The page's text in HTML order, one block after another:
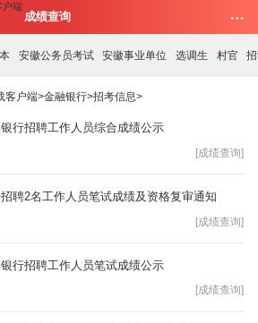
户端
成绩查询
安徽公务员考试 安徽事业单位 选调生 村官
客户端>金融银行>招考信息>
行招聘工作人员综合成绩公示
[成绩查询]
聘2名工作人员笔试成绩及资格复审通知
[成绩查询]
行招聘工作人员笔试成绩公示
[成绩查询]